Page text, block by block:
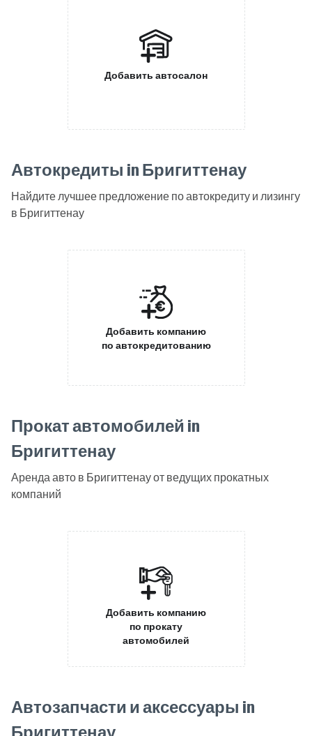
Добавить автосалон
Автокредиты in Бригиттенау
Найдите лучшее предложение по автокредиту и лизингу
в Бригиттенау
Добавить компанию
по автокредитованию
Прокат автомобилей in
Бригиттенау
Аренда авто в Бригиттенау от ведущих прокатных
компаний
Добавить компанию
по прокату
автомобилей
Автозапчасти и аксессуары in